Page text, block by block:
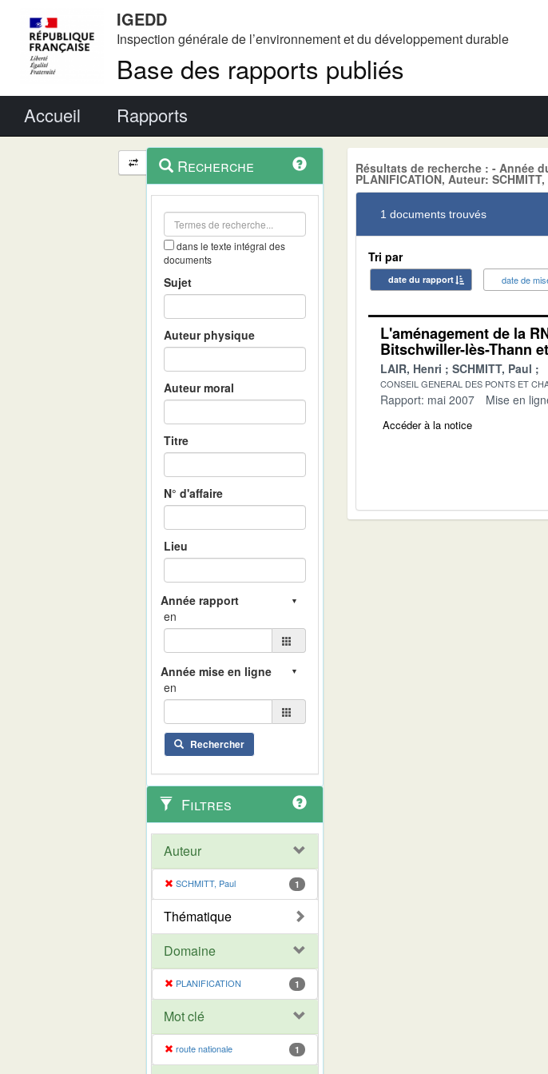
IGEDD
Inspection générale de l’environnement et du développement durable
Base des rapports publiés
Accueil Rapports
Navigation
et
outils
contextuel
Recherche
dans le texte intégral des
documents
Sujet
Auteur physique
Auteur moral
Titre
N° d'affaire
Lieu
en
en
Rechercher
Filtres
Auteur
SCHMITT, Paul 1
Thématique
Domaine
PLANIFICATION 1
Mot clé
route nationale 1
Résultats de recherche : - Année
PLANIFICATION, Auteur:
1 documents trouvés
Tri par
date du rapport date de
L'aménagement de la
Bitschwiller-lès-Thann
LAIR, Henri SCHMITT, Paul
CONSEIL GENERAL DES PONTS ET
Rapport: mai 2007 Mise en
Accéder à la notice